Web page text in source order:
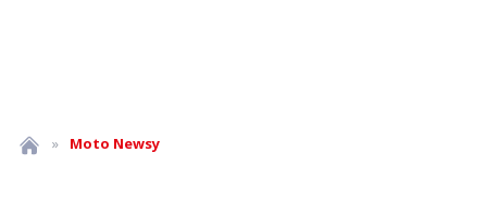
» Moto Newsy